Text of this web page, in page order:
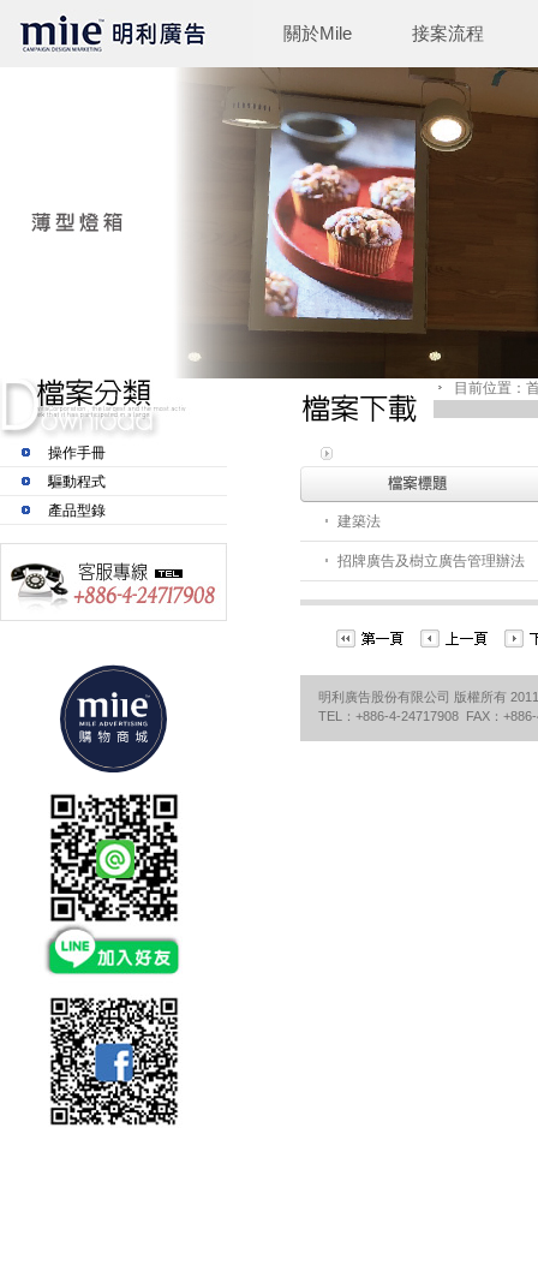
關於Mile 接案流程
操作手冊
驅動程式
產品型錄
目前位置：
建築法
招牌廣告及樹立廣告管理辦法
明利廣告股份有限公司 版權所有
TEL：+886-4-24717908 FAX：